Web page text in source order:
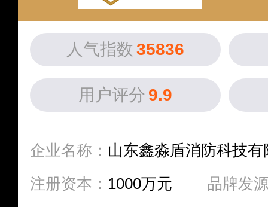
人气指数 35836
用户评分 9.9
企业名称： 山东鑫淼盾消防科技有
注册资本： 1000万元
品牌发